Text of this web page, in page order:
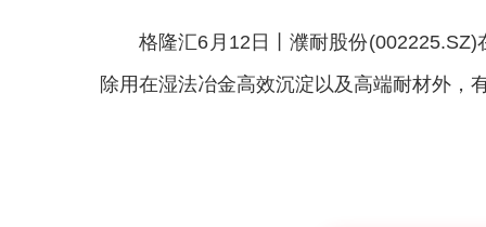
格隆汇6月12日丨 濮耐股份(002225.SZ)
除用在湿法冶金高效沉淀以及高端耐材外，